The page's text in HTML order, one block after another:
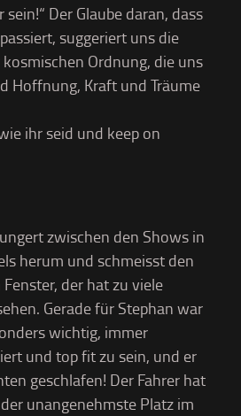
Der Glaube daran, dass
suggeriert uns die
Ordnung, die uns
Hoffnung, Kraft und Träume
ihr seid und keep on
zwischen den Shows in
herum und schmeisst den
der hat zu viele
Gerade für Stephan war
wichtig, immer
und top fit zu sein, und er
geschlafen! Der Fahrer hat
unangenehmste Platz im